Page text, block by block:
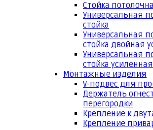
Стойка
Универсальная
стойка
Универсальная
стойка двойная
Универсальная
стойка усиленная
Монтажные изделия
V-подвес для
Держатель
перегородки
Крепление к
Крепление